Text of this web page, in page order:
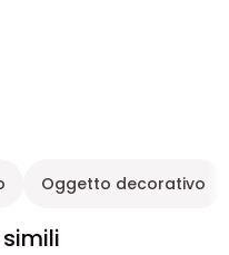
Oggetto decorativo